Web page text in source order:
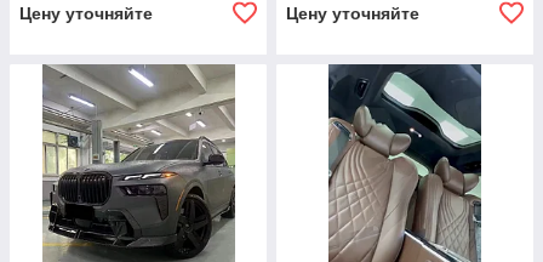
Цену уточняйте Цену уточняйте